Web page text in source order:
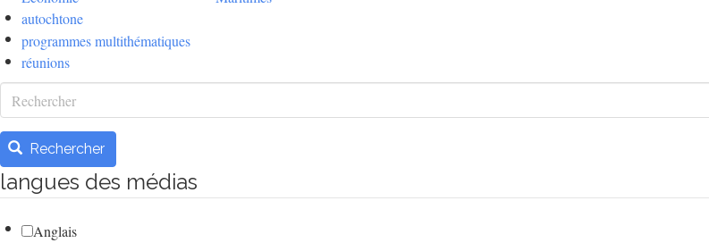
autochtone
programmes multithématiques
réunions
Rechercher
Rechercher
langues des médias
Anglais